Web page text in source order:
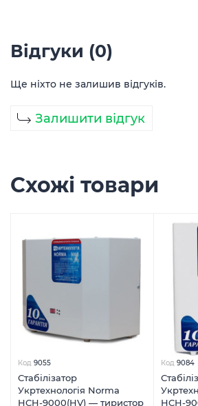
Відгуки (0)
Ще ніхто не залишив відгуків.
Залишити відгук
Схожі товари
Код 9055
Стабілізатор
Укртехнологія Norma
HCH-9000(HV) — тиристор
Код 9084
HCH-